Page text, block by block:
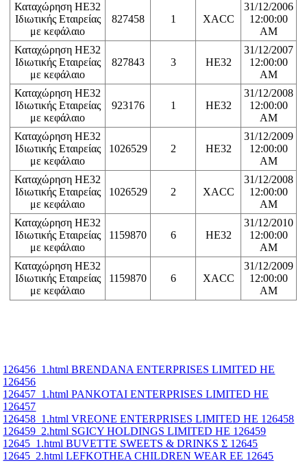
Καταχώρηση ΗΕ32
Ιδιωτικής Εταιρείας
με κεφάλαιο
827458 1 XACC
31/12/2006
12:00:00
AM
Καταχώρηση ΗΕ32
Ιδιωτικής Εταιρείας
με κεφάλαιο
827843 3 HE32
31/12/2007
12:00:00
AM
Καταχώρηση ΗΕ32
Ιδιωτικής Εταιρείας
με κεφάλαιο
923176 1 HE32
31/12/2008
12:00:00
AM
Καταχώρηση ΗΕ32
Ιδιωτικής Εταιρείας
με κεφάλαιο
1026529 2 HE32
31/12/2009
12:00:00
AM
Καταχώρηση ΗΕ32
Ιδιωτικής Εταιρείας
με κεφάλαιο
1026529 2 XACC
31/12/2008
12:00:00
AM
Καταχώρηση ΗΕ32
Ιδιωτικής Εταιρείας
με κεφάλαιο
1159870 6 HE32
31/12/2010
12:00:00
AM
Καταχώρηση ΗΕ32
Ιδιωτικής Εταιρείας
με κεφάλαιο
1159870 6 XACC
31/12/2009
12:00:00
AM
126456_1.html BRENDANA ENTERPRISES LIMITED ΗΕ
126456
126457_1.html PANKOTAI ENTERPRISES LIMITED ΗΕ
126457
126458_1.html VREONE ENTERPRISES LIMITED ΗΕ 126458
126459_2.html SGICY HOLDINGS LIMITED ΗΕ 126459
12645_1.html BUVETTE SWEETS & DRINKS Σ 12645
12645_2.html LEFKOTHEA CHILDREN WEAR ΕΕ 12645